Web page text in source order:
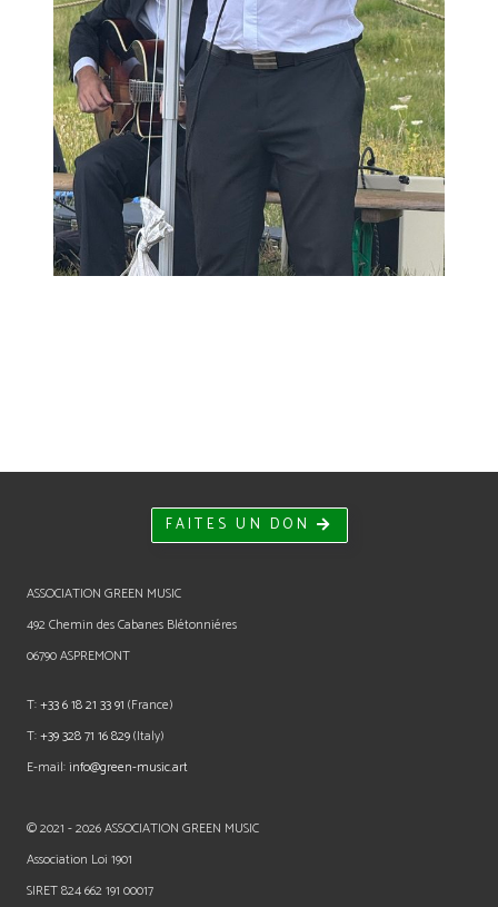
FAITES UN DON
ASSOCIATION GREEN MUSIC
492 Chemin des Cabanes Blétonniéres
06790 ASPREMONT
T:+33 6 18 21 33 91 (France)
T:+39 328 71 16 829(Italy)
E-mail:info@green-music.art
© 2021 - 2026 ASSOCIATION GREEN MUSIC
Association Loi 1901
SIRET 824 662 191 00017